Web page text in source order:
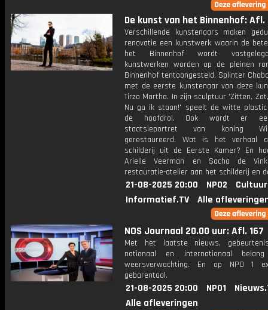
De kunst van het Binnenhof:
Verschillende kunstenaars maken
renovatie een kunstwerk waarin de
het Binnenhof wordt
kunstwerken worden op de pleinen
Binnenhof tentoongesteld. Splinter
met de eerste kunstenaar van deze
Tirzo Martha. In zijn sculptuur 'Zitten,
Nu ga ik staan!' speelt de witte
de hoofdrol. Ook wordt er
staatsieportret van koning
gerestaureerd. Wat is het verhaal
schilderij uit de Eerste Kamer? En
Arielle Veerman en Sacha de
restauratie-atelier aan het schilderij en
21-08-2025 20:00 NPO2
Informatief.TV
Alle
NOS Journaal 20.00 uur: Afl. 167
Met het laatste nieuws,
nationaal en internationaal
weersverwachting. En op NPO 1
gebarentaal.
21-08-2025 20:00 NPO1
Alle afleveringen